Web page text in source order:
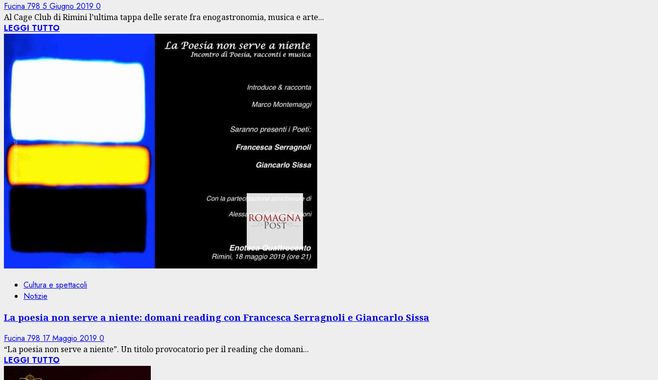
Fucina 798 5 Giugno 2019 0
Al Cage Club di Rimini l’ultima tappa delle serate fra enogastronomia, musica e arte...
LEGGI TUTTO
Cultura e spettacoli
Notizie
La poesia non serve a niente: domani reading con Francesca Serragnoli e Giancarlo Sissa
Fucina 798 17 Maggio 2019 0
“La poesia non serve a niente”. Un titolo provocatorio per il reading che domani...
LEGGI TUTTO